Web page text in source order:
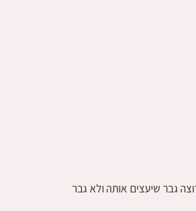
3 מערכות זוגיות ארוכות הבינה שהיא רוצה גבר שיעצים אותה ולא גבר